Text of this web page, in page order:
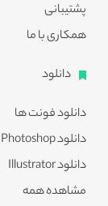
پشتیبانی
همکاری با ما
دانلود
دانلود فونت ها
دانلود Photoshop
دانلود Illustrator
مشاهده همه